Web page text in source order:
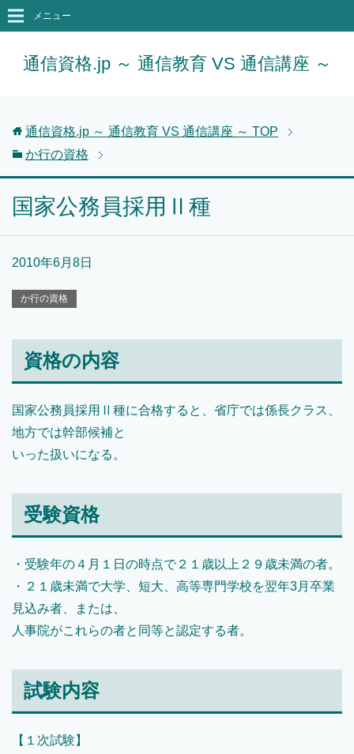
通信資格.jp ～ 通信教育 VS 通信講座 ～
メニュー
通信資格.jp ～ 通信教育 VS 通信講座 ～ TOP
か行の資格
国家公務員採用Ⅱ種
2010年6月8日
か行の資格
資格の内容
国家公務員採用Ⅱ種に合格すると、省庁では係長クラス、
地方では幹部候補と
いった扱いになる。
受験資格
・受験年の４月１日の時点で２１歳以上２９歳未満の者。
・２１歳未満で大学、短大、高等専門学校を翌年3月卒業
見込み者、または、
人事院がこれらの者と同等と認定する者。
試験内容
【１次試験】